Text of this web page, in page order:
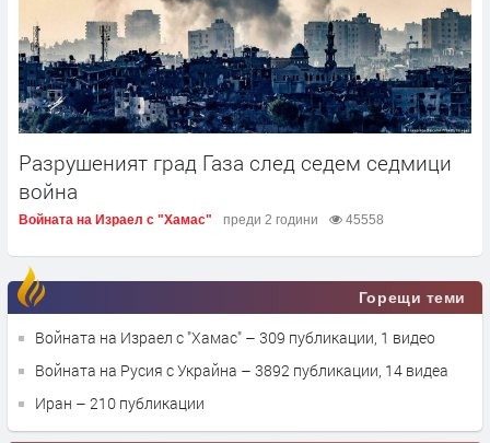
Разрушеният град Газа след седем седмици
война
Войната на Израел с "Хамас" преди 2 години 45558
Горещи теми
Войната на Израел с "Хамас"
– 309 публикации, 1 видео
Войната на Русия с Украйна
– 3892 публикации, 14 видеа
Иран
– 210 публикации